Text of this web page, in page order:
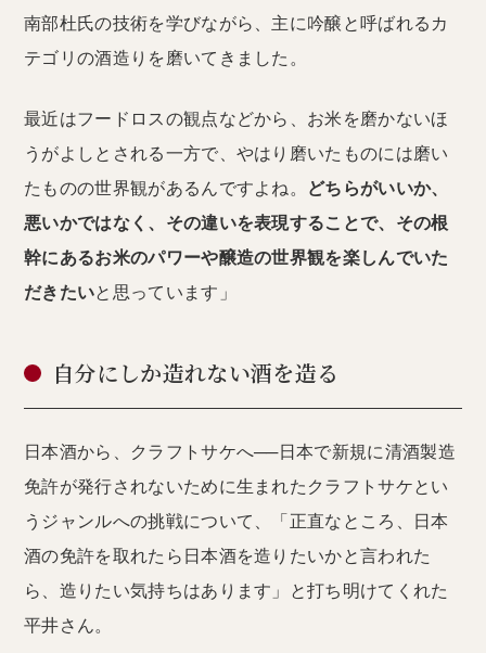
南部杜氏の技術を学びながら、主に吟醸と呼ばれるカ
テゴリの酒造りを磨いてきました。
最近はフードロスの観点などから、お米を磨かないほ
うがよしとされる一方で、やはり磨いたものには磨い
たものの世界観があるんですよね。 どちらがいいか、
悪いかではなく、その違いを表現することで、その根
幹にあるお米のパワーや醸造の世界観を楽しんでいた
だきたいと思っています」
自分にしか造れない酒を造る
日本酒から、クラフトサケへ──日本で新規に清酒製造
免許が発行されないために生まれたクラフトサケとい
うジャンルへの挑戦について、「正直なところ、日本
酒の免許を取れたら日本酒を造りたいかと言われた
ら、造りたい気持ちはあります」と打ち明けてくれた
平井さん。